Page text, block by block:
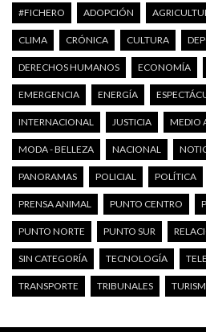
#FICHERO ADOPCIÓN
CLIMA CRÓNICA CULTURA
DERECHOS HUMANOS ECONOMÍA
EMERGENCIA ENERGÍA
INTERNACIONAL JUSTICIA MEDIO
MODA - BELLEZA NACIONAL
PANORAMAS POLICIAL POLÍTICA
PRENSA ANIMAL PUNTO CENTRO
PUNTO NORTE PUNTO SUR
SIN CATEGORÍA TECNOLOGÍA
TRANSPORTE TRIBUNALES